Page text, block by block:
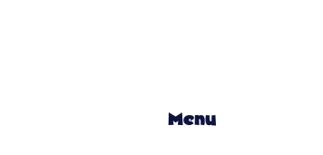
Menu